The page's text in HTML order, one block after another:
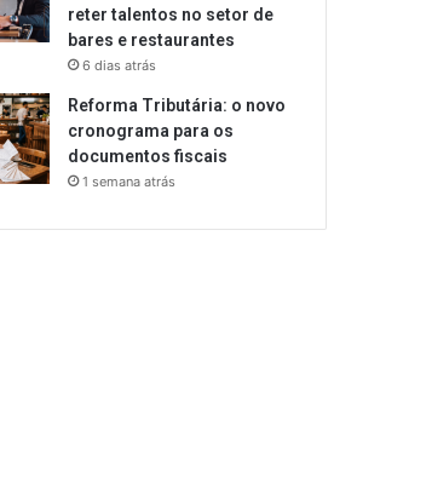
reter talentos no setor de
bares e restaurantes
6 dias atrás
Reforma Tributária: o novo
cronograma para os
documentos fiscais
1 semana atrás